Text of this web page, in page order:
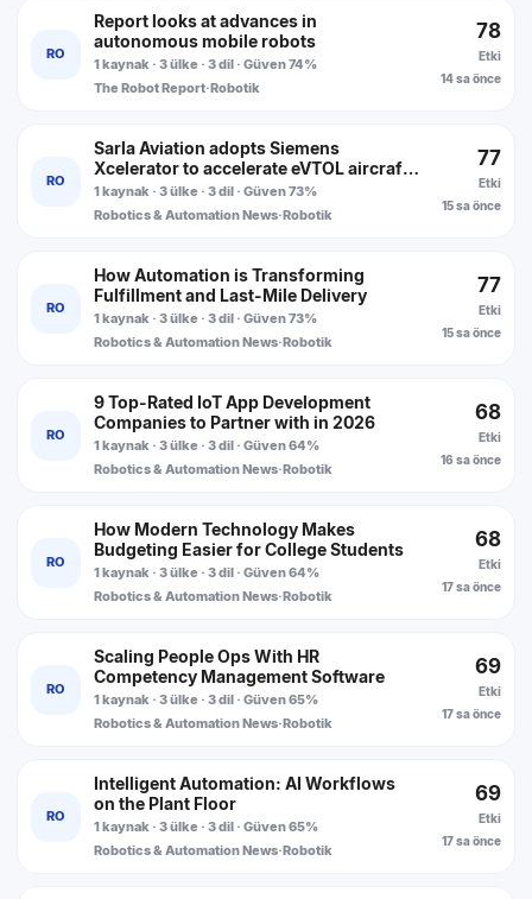
RO
Report looks at advances in
autonomous mobile robots
1 kaynak · 3 ülke · 3 dil · Güven 74%
The Robot Report·Robotik
78
Etki
14 sa önce
RO
Sarla Aviation adopts Siemens
Xcelerator to accelerate eVTOL aircraft
development
1 kaynak · 3 ülke · 3 dil · Güven 73%
Robotics & Automation News·Robotik
77
Etki
15 sa önce
RO
How Automation is Transforming
Fulfillment and Last-Mile Delivery
1 kaynak · 3 ülke · 3 dil · Güven 73%
Robotics & Automation News·Robotik
77
Etki
15 sa önce
RO
9 Top-Rated IoT App Development
Companies to Partner with in 2026
1 kaynak · 3 ülke · 3 dil · Güven 64%
Robotics & Automation News·Robotik
68
Etki
16 sa önce
RO
How Modern Technology Makes
Budgeting Easier for College Students
1 kaynak · 3 ülke · 3 dil · Güven 64%
Robotics & Automation News·Robotik
68
Etki
17 sa önce
RO
Scaling People Ops With HR
Competency Management Software
1 kaynak · 3 ülke · 3 dil · Güven 65%
Robotics & Automation News·Robotik
69
Etki
17 sa önce
RO
Intelligent Automation: AI Workflows
on the Plant Floor
1 kaynak · 3 ülke · 3 dil · Güven 65%
Robotics & Automation News·Robotik
69
Etki
17 sa önce